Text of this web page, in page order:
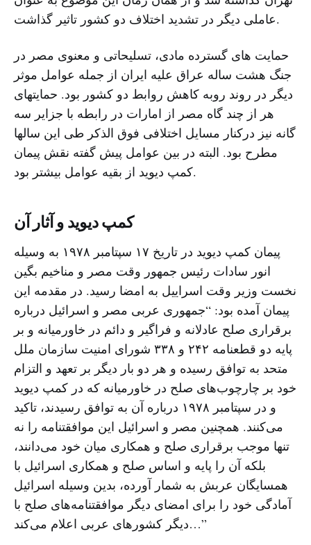
عاملی دیگر در تشدید اختلاف دو کشور تاثیر گذاشت.
حمایت های گسترده مادی، تسلیحاتی و معنوی مصر در
جنگ هشت ساله عراق علیه ایران از جمله عوامل موثر
دیگر در روند روبه کاهش روابط دو کشور بود. حمایتهای
هر از چند گاه مصر از امارات در رابطه با جزایر سه
گانه نیز درکنار مسایل اختلافی فوق الذکر طی این سالها
مطرح بود. البته در بین عوامل پیش گفته نقش پیمان
کمپ دیوید از بقیه عوامل بیشتر بود.
کمپ دیوید و آثار آن
پیمان کمپ دیوید در تاریخ ۱۷ سپتامبر ۱۹۷۸ به وسیله
انور سادات رئیس جمهور وقت مصر و مناخیم بگین
نخست وزیر وقت اسراییل به امضا رسید. در مقدمه این
پیمان آمده بود: “جمهوری عربی مصر و اسرائیل درباره
برقراری صلح عادلانه و فراگیر و دائم در خاورمیانه و بر
پایه دو قطعنامه ۲۴۲ و ۳۳۸ شورای امنیت سازمان ملل
متحد به توافق رسیده و هر دو بار دیگر بر تعهد و التزام
خود بر چارچوب‌های صلح در خاورمیانه که در کمپ دیوید
و در سپتامبر ۱۹۷۸ درباره آن به توافق رسیدند، تاکید
می‌کنند. همچنین مصر و اسرائیل این موافقتنامه را نه
تنها موجب برقراری صلح و همکاری میان خود می‌دانند،
بلکه آن را پایه و اساس صلح و همکاری اسرائیل با
همسایگان عربش به شمار آورده، بدین وسیله اسرائیل
آمادگی خود را برای امضای دیگر موافقتنامه‌های صلح با
دیگر کشورهای عربی اعلام می‌کند…”